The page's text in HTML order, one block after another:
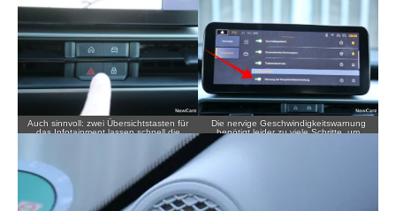
Fahrerplatz.
Auch sinnvoll: zwei Übersichtstasten für
das Infotainment lassen schnell die
Die nervige Geschwindigkeitswarnung
benötigt leider zu viele Schritte, um